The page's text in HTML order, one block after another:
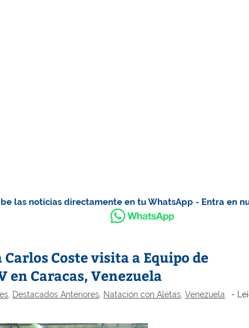
las noticias directamente en tu WhatsApp - Entra en
Coste visita a Equipo de
en Caracas, Venezuela
, Destacados Anteriores, Natación con Aletas, Venezuela
-